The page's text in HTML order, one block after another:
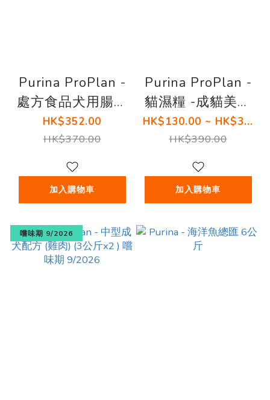
Purina ProPlan -
處方食品犬用腸胃
健康糧 (2.72公斤)
HK$352.00
HK$370.00
加入購物車
Purina ProPlan -
貓濕糧 -成貓美毛
亮麗配方(醬汁三
文魚) 85G ( 12
包)
HK$130.00 ~ HK$3...
HK$390.00
加入購物車
嚐味期 9/2026